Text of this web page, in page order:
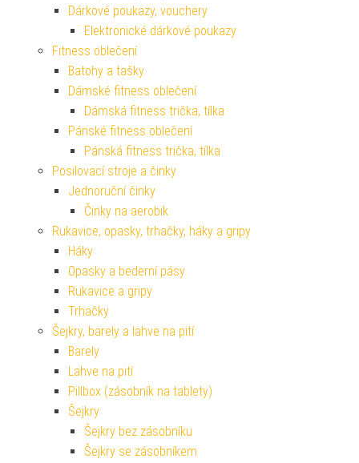
Dárkové poukazy, vouchery
Elektronické dárkové poukazy
Fitness oblečení
Batohy a tašky
Dámské fitness oblečení
Dámská fitness trička, tílka
Pánské fitness oblečení
Pánská fitness trička, tílka
Posilovací stroje a činky
Jednoruční činky
Činky na aerobik
Rukavice, opasky, trhačky, háky a gripy
Háky
Opasky a bederní pásy
Rukavice a gripy
Trhačky
Šejkry, barely a lahve na pití
Barely
Lahve na pití
Pillbox (zásobník na tablety)
Šejkry
Šejkry bez zásobníku
Šejkry se zásobníkem